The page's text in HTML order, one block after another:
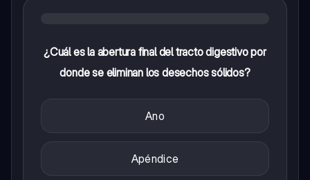
¿Cuál es la abertura final del tracto digestivo por
donde se eliminan los desechos sólidos?
Ano
Apéndice